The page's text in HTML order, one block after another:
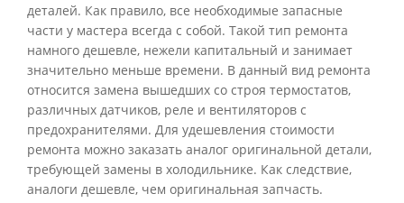
деталей. Как правило, все необходимые запасные
части у мастера всегда с собой. Такой тип ремонта
намного дешевле, нежели капитальный и занимает
значительно меньше времени. В данный вид ремонта
относится замена вышедших со строя термостатов,
различных датчиков, реле и вентиляторов с
предохранителями. Для удешевления стоимости
ремонта можно заказать аналог оригинальной детали,
требующей замены в холодильнике. Как следствие,
аналоги дешевле, чем оригинальная запчасть.